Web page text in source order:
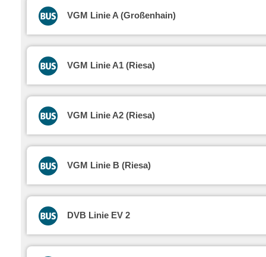
VGM Linie A (Großenhain)
VGM Linie A1 (Riesa)
VGM Linie A2 (Riesa)
VGM Linie B (Riesa)
DVB Linie EV 2